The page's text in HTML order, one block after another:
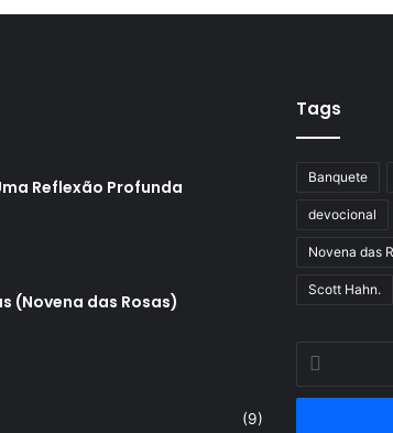
Reflexão Profunda
(Novena das Rosas)
(9)
Tags
Banquete
devocional
Novena das
Scott Hahn.
seu